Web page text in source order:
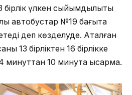
үлкен сыйымдылықты
автобустар №19 бағытқа
деп көзделуде. Аталған
13 бірліктен 16 бірлікке
10 минутқа қысқармақ.